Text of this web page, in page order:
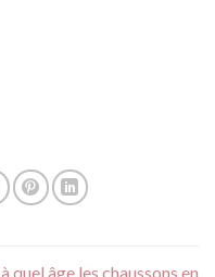
à quel âge les chaussons en